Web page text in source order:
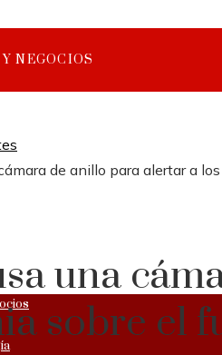
NEGOCIOS
de anillo para alertar a
una
sobre el